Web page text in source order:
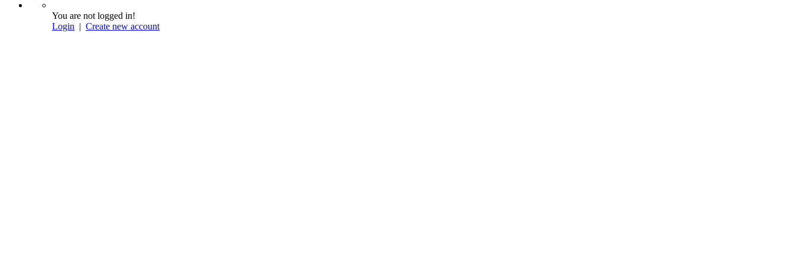
You are not logged in!
Login | Create new account